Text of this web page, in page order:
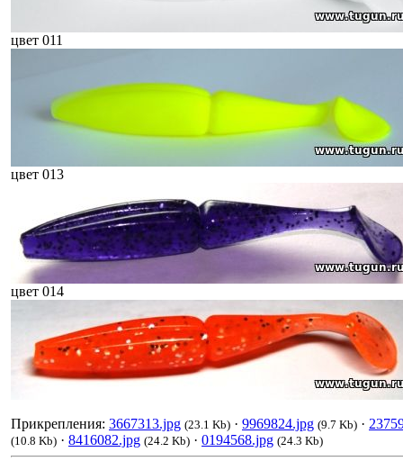
цвет 011
цвет 013
цвет 014
Прикрепления: 3667313.jpg (23.1 Kb) · 9969824.jpg (9.7 Kb) ·
(10.8 Kb) · 8416082.jpg (24.2 Kb) · 0194568.jpg (24.3 Kb)